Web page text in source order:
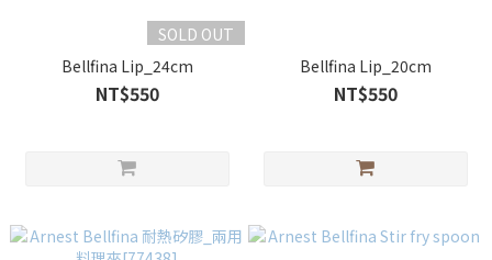
SOLD OUT
Bellfina Lip_24cm
NT$550
Bellfina Lip_20cm
NT$550